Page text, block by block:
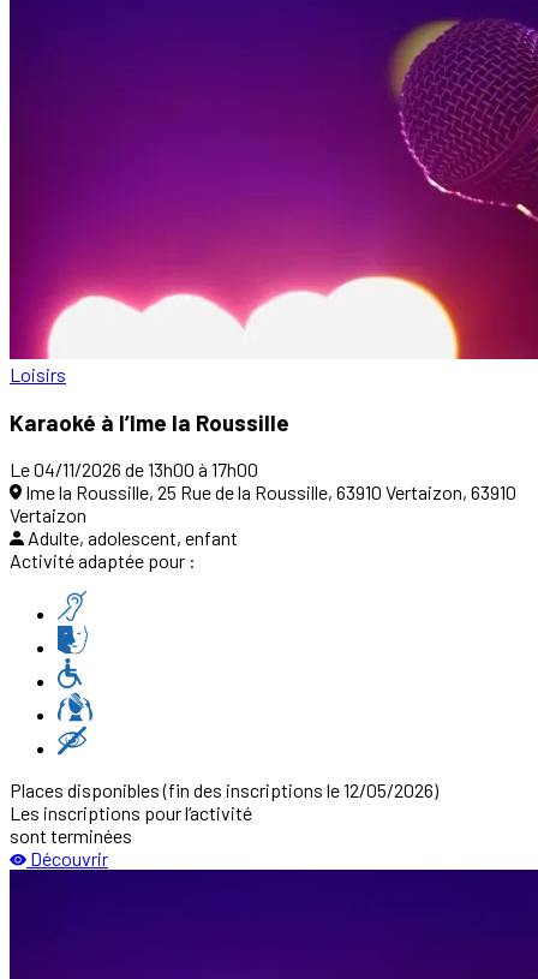
Loisirs
Karaoké à l’Ime la Roussille
Le 04/11/2026 de 13h00 à 17h00
Ime la Roussille, 25 Rue de la Roussille, 63910 Vertaizon, 63910
Vertaizon
Adulte, adolescent, enfant
Activité adaptée pour :
Places disponibles(fin des inscriptions le 12/05/2026)
Les inscriptions pour l‘activité
sont terminées
Découvrir